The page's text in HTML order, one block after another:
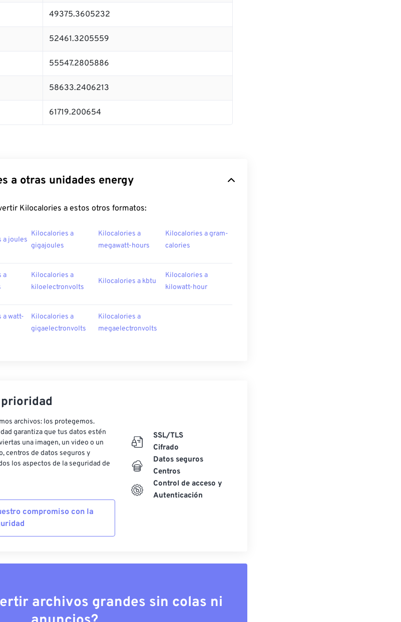
49375.3605232
52461.3205559
55547.2805886
58633.2406213
61719.200654
a otras unidades energy
Kilocalories a estos otros formatos:
a joules
Kilocalories a
gigajoules
Kilocalories a
megawatt-hours
Kilocalories a gram-
calories
a
Kilocalories a
kiloelectronvolts
Kilocalories a kbtu
Kilocalories a
kilowatt-hour
a watt-
Kilocalories a
gigaelectronvolts
Kilocalories a
megaelectronvolts
archivos: los protegemos.
garantiza que tus datos estén
una imagen, un video o un
centros de datos seguros y
los aspectos de la seguridad de
compromiso con la
SSL/TLS
Cifrado
Datos seguros
Centros
Control de acceso y
Autenticación
archivos grandes sin colas ni